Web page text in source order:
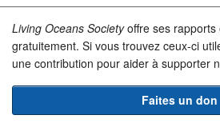
Living Oceans Societyoffre ses rapports
gratuitement. Si vous trouvez ceux-ci
une contribution pour aider à supporter
Faites un don